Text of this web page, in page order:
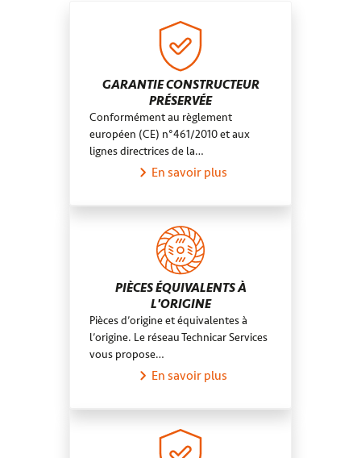
Canton de Saint-Denis-4
Saint-Florent-sur-Cher
Soisy-sous-Montmorency
Saint-Philbert-de-Grand-Lieu
GARANTIE CONSTRUCTEUR
PRÉSERVÉE
Conformément au règlement
européen (CE) n°461/2010 et aux
lignes directrices de la…
En savoir plus
PIÈCES ÉQUIVALENTS À
L'ORIGINE
Pièces d’origine et équivalentes à
l’origine. Le réseau Technicar Services
vous propose…
En savoir plus